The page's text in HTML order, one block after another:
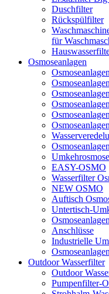
Duschfilter
Rückspülfilter
für
Osmoseanlagen
EASY-OSMO
Wasserfilter
NEW OSMO
Auftisch
Untertisch-
Anschlüsse
Industrielle
Outdoor Wasserfilter
Outdoor
Pumpenfilter-